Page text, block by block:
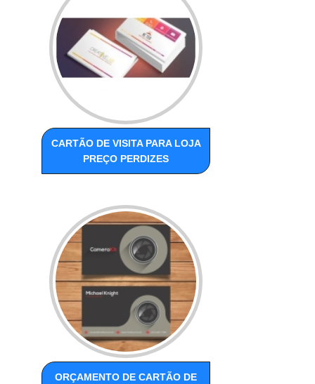
CARTÃO DE VISITA PARA LOJA
PREÇO PERDIZES
ORÇAMENTO DE CARTÃO DE